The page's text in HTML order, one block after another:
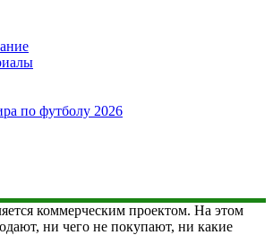
по футболу 2026
коммерческим проектом. На этом
ни чего не покупают, ни какие